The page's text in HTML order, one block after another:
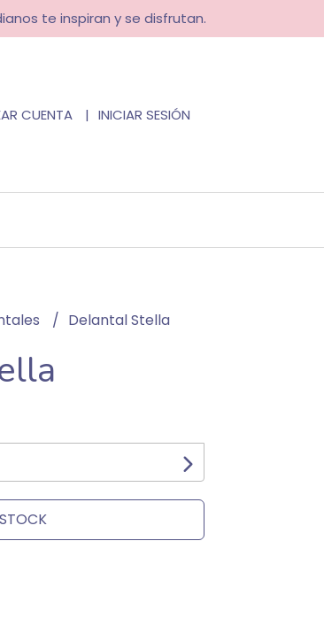
te inspiran y se disfrutan.
CUENTA INICIAR SESIÓN
Delantal Stella